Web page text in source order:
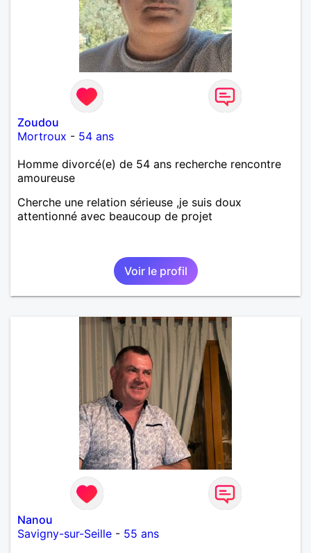
Zoudou
Mortroux - 54 ans
Homme divorcé(e) de 54 ans recherche rencontre
amoureuse
Cherche une relation sérieuse ,je suis doux
attentionné avec beaucoup de projet
Voir le profil
Nanou
Savigny-sur-Seille - 55 ans